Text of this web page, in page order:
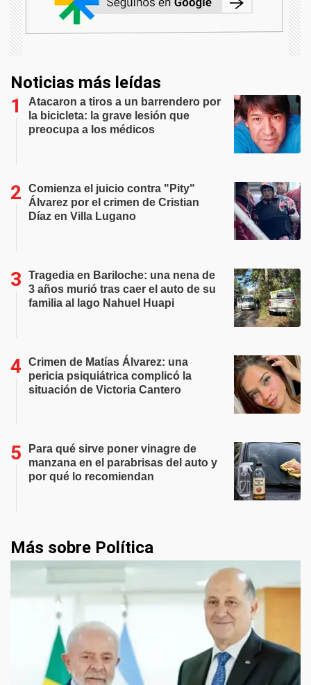
Noticias más leídas
Atacaron a tiros a un barrendero por
la bicicleta: la grave lesión que
preocupa a los médicos
Comienza el juicio contra "Pity"
Álvarez por el crimen de Cristian
Díaz en Villa Lugano
Tragedia en Bariloche: una nena de
3 años murió tras caer el auto de su
familia al lago Nahuel Huapi
Crimen de Matías Álvarez: una
pericia psiquiátrica complicó la
situación de Victoria Cantero
Para qué sirve poner vinagre de
manzana en el parabrisas del auto y
por qué lo recomiendan
Más sobre Política